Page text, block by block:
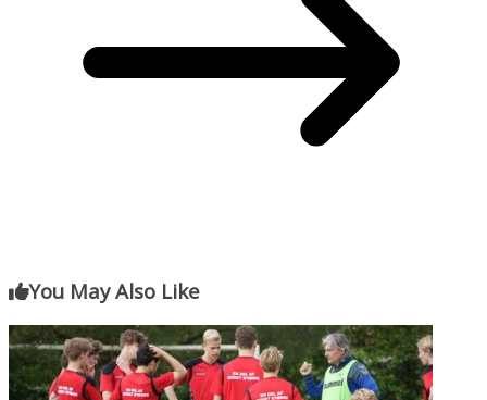
You May Also Like